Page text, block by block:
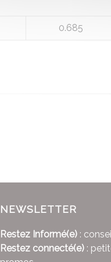
0.685
NEWSLETTER
Restez Informé(e) :
Restez connecté(e) :